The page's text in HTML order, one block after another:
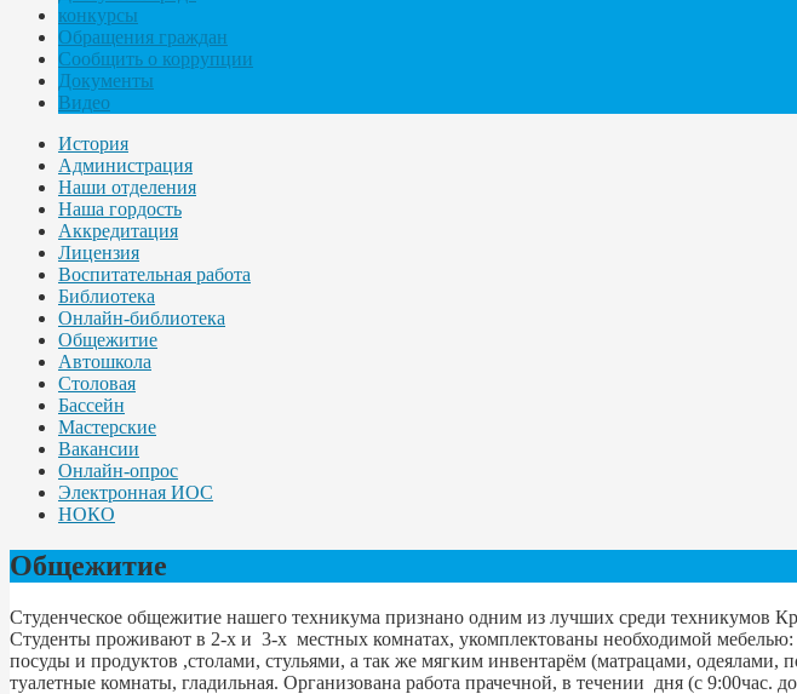
конкурсы
Обращения граждан
Сообщить о коррупции
Документы
Видео
История
Администрация
Наши отделения
Наша гордость
Аккредитация
Лицензия
Воспитательная работа
Библиотека
Онлайн-библиотека
Общежитие
Автошкола
Столовая
Бассейн
Мастерские
Вакансии
Онлайн-опрос
Электронная ИОС
НОКО
Общежитие
Студенческое общежитие нашего техникума признано одним из лучших среди техникумов
Студенты проживают в 2-х и 3-х местных комнатах, укомплектованы необходимой
посуды и продуктов ,столами, стульями, а так же мягким инвентарём (матрацами,
туалетные комнаты, гладильная. Организована работа прачечной, в течении дня (с 9:00час.